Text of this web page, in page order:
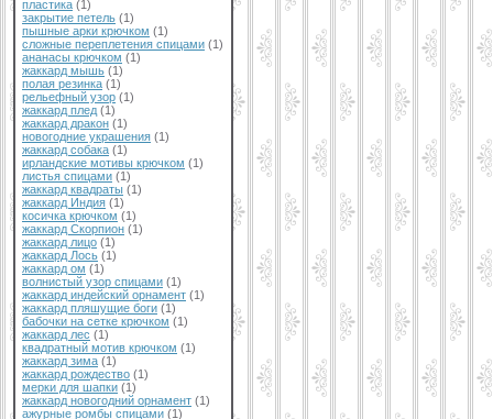
пластика (1)
закрытие петель (1)
пышные арки крючком (1)
сложные переплетения спицами (1)
ананасы крючком (1)
жаккард мышь (1)
полая резинка (1)
рельефный узор (1)
жаккард плед (1)
жаккард дракон (1)
новогодние украшения (1)
жаккард собака (1)
ирландские мотивы крючком (1)
листья спицами (1)
жаккард квадраты (1)
жаккард Индия (1)
косичка крючком (1)
жаккард Скорпион (1)
жаккард лицо (1)
жаккард Лось (1)
жаккард ом (1)
волнистый узор спицами (1)
жаккард индейский орнамент (1)
жаккард пляшущие боги (1)
бабочки на сетке крючком (1)
жаккард лес (1)
квадратный мотив крючком (1)
жаккард зима (1)
жаккард рождество (1)
мерки для шапки (1)
жаккард новогодний орнамент (1)
ажурные ромбы спицами (1)